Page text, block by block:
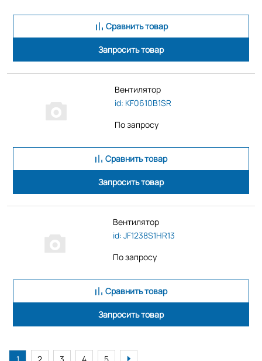
Сравнить товар
Запросить товар
Вентилятор
id: KF0610B1SR
По запросу
Сравнить товар
Запросить товар
Вентилятор
id: JF1238S1HR13
По запросу
Сравнить товар
Запросить товар
1 2 3 4 5